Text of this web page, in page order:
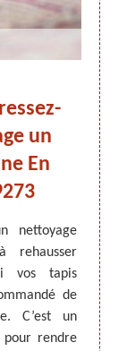
-
NORD
un
En
nettoyage
rehausser
vos tapis
de
C’est un
pour rendre
Il est
tapis